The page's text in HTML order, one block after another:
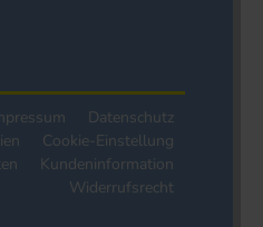
Datenschutz
Cookie-Einstellung
Kundeninformation
Widerrufsrecht